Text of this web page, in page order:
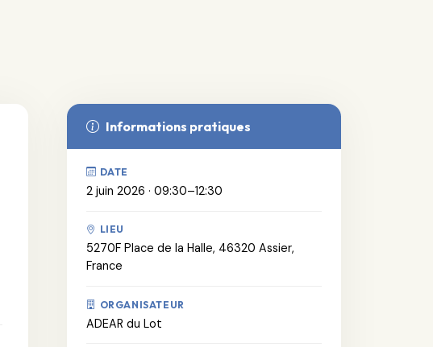
Informations pratiques
DATE
2 juin 2026 · 09:30–12:30
LIEU
5270F Place de la Halle, 46320 Assier,
France
ORGANISATEUR
ADEAR du Lot